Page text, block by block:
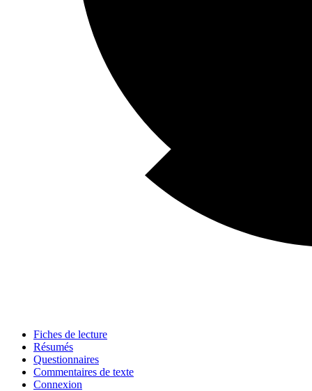
Fiches de lecture
Résumés
Questionnaires
Commentaires de texte
Connexion